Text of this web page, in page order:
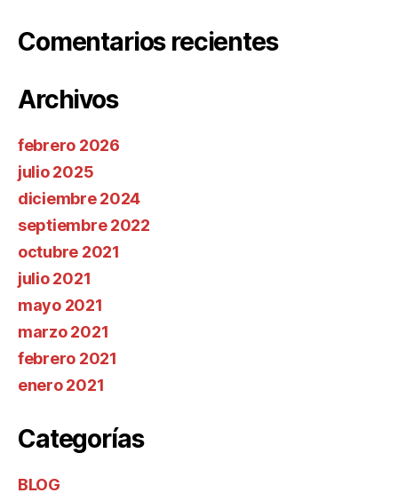
Comentarios recientes
Archivos
febrero 2026
julio 2025
diciembre 2024
septiembre 2022
octubre 2021
julio 2021
mayo 2021
marzo 2021
febrero 2021
enero 2021
Categorías
BLOG